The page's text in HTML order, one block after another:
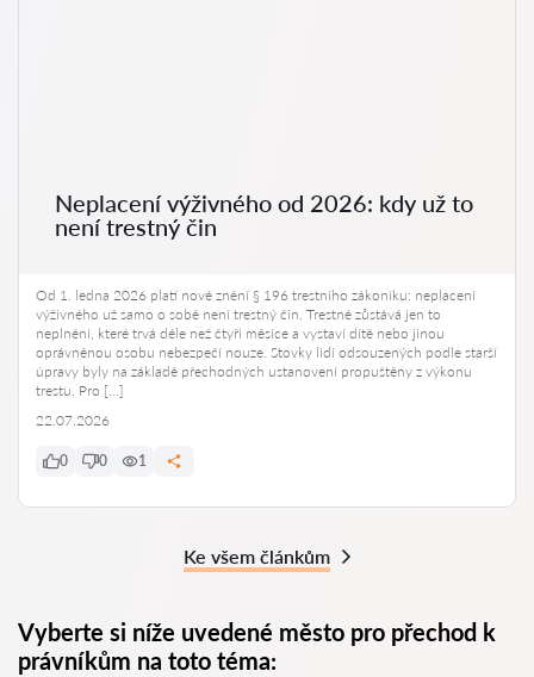
Neplacení výživného od 2026: kdy už to
není trestný čin
Od 1. ledna 2026 platí nové znění § 196 trestního zákoníku: neplacení
výživného už samo o sobě není trestný čin. Trestné zůstává jen to
neplnění, které trvá déle než čtyři měsíce a vystaví dítě nebo jinou
oprávněnou osobu nebezpečí nouze. Stovky lidí odsouzených podle starší
úpravy byly na základě přechodných ustanovení propuštěny z výkonu
trestu. Pro […]
22.07.2026
0 0 1
Ke všem článkům
Vyberte si níže uvedené město pro přechod k
právníkům na toto téma: